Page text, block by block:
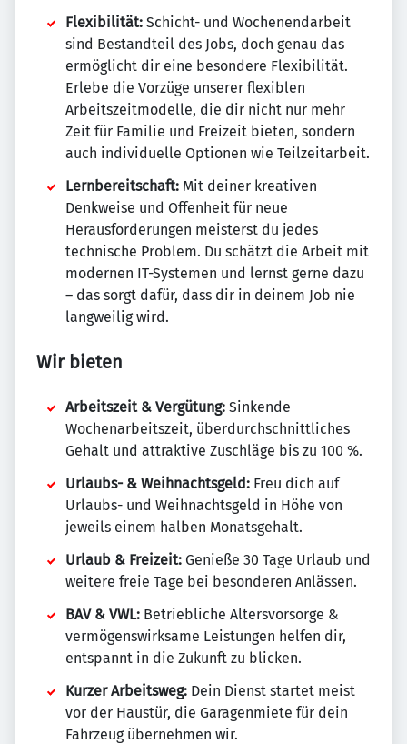
Flexibilität: Schicht- und Wochenendarbeit
sind Bestandteil des Jobs, doch genau das
ermöglicht dir eine besondere Flexibilität.
Erlebe die Vorzüge unserer flexiblen
Arbeitszeitmodelle, die dir nicht nur mehr
Zeit für Familie und Freizeit bieten, sondern
auch individuelle Optionen wie Teilzeitarbeit.
Lernbereitschaft: Mit deiner kreativen
Denkweise und Offenheit für neue
Herausforderungen meisterst du jedes
technische Problem. Du schätzt die Arbeit mit
modernen IT-Systemen und lernst gerne dazu
– das sorgt dafür, dass dir in deinem Job nie
langweilig wird.
Wir bieten
Arbeitszeit & Vergütung: Sinkende
Wochenarbeitszeit, überdurchschnittliches
Gehalt und attraktive Zuschläge bis zu 100 %.
Urlaubs- & Weihnachtsgeld: Freu dich auf
Urlaubs- und Weihnachtsgeld in Höhe von
jeweils einem halben Monatsgehalt.
Urlaub & Freizeit: Genieße 30 Tage Urlaub und
weitere freie Tage bei besonderen Anlässen.
BAV & VWL: Betriebliche Altersvorsorge &
vermögenswirksame Leistungen helfen dir,
entspannt in die Zukunft zu blicken.
Kurzer Arbeitsweg: Dein Dienst startet meist
vor der Haustür, die Garagenmiete für dein
Fahrzeug übernehmen wir.